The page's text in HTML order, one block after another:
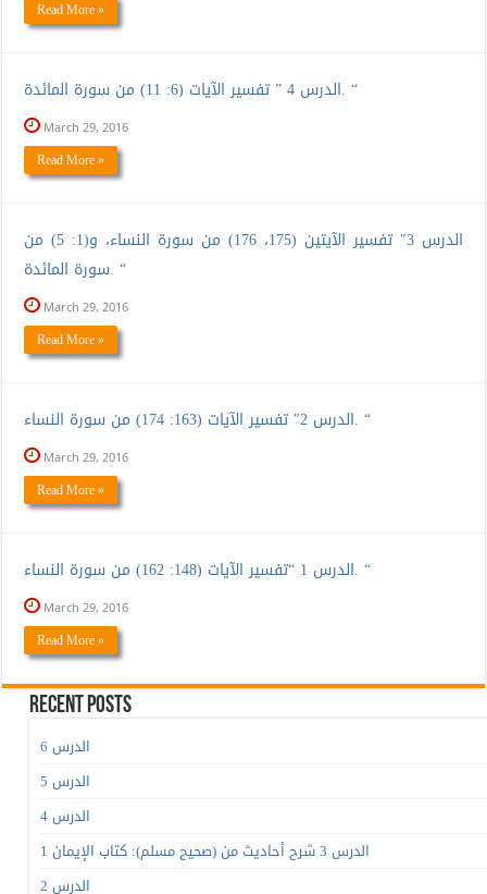
Read More »
الدرس 4 ” تفسير الآيات (6: 11) من سورة المائدة. “
March 29, 2016
Read More »
الدرس 3″ تفسير الآيتين (175، 176) من سورة النساء، و(1: 5) من
سورة المائدة. “
March 29, 2016
Read More »
الدرس 2″ تفسير الآيات (163: 174) من سورة النساء. “
March 29, 2016
Read More »
الدرس 1 “تفسير الآيات (148: 162) من سورة النساء. “
March 29, 2016
Read More »
Recent Posts
الدرس 6
الدرس 5
الدرس 4
الدرس 3 شرح أحاديث من (صحيح مسلم): كتاب الإيمان 1
الدرس 2